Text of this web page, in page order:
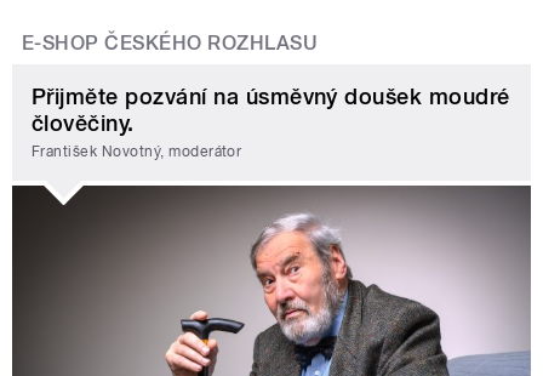
E-SHOP ČESKÉHO ROZHLASU
Přijměte pozvání na úsměvný doušek moudré
člověčiny.
František Novotný, moderátor